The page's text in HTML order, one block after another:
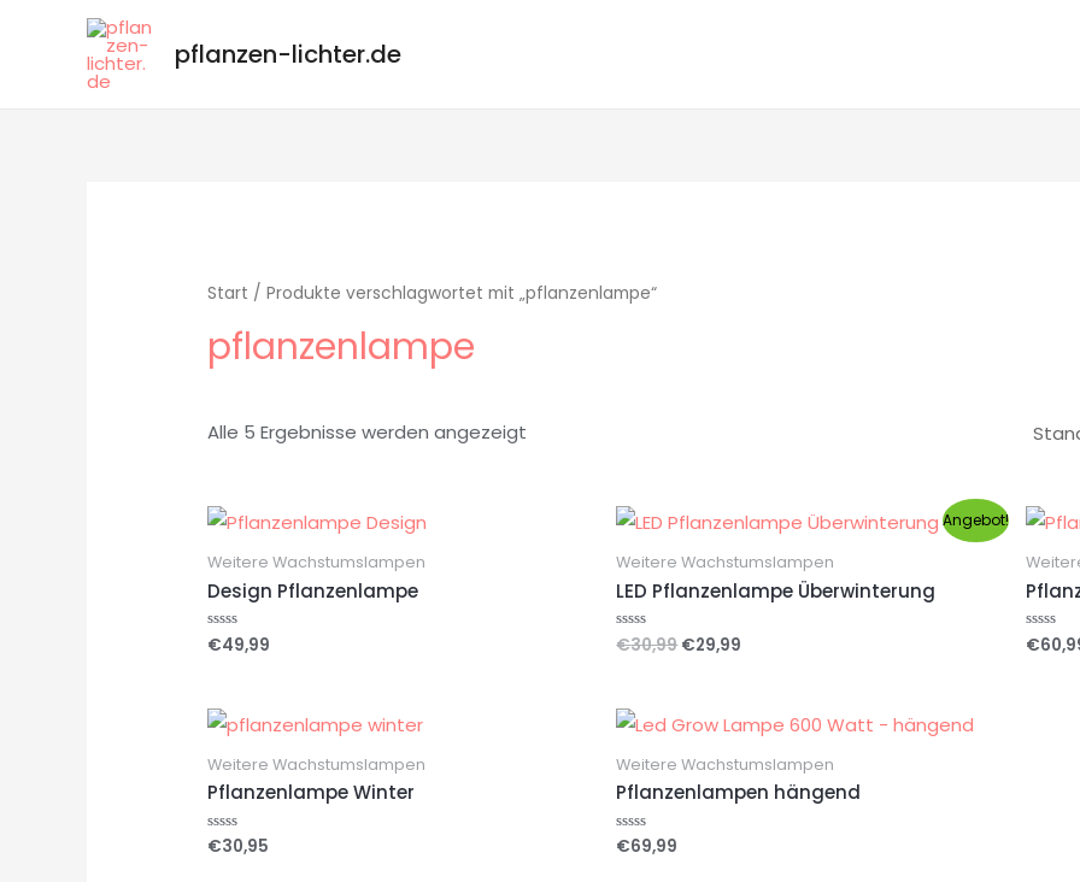
pflanzen-lichter.de
Start / Produkte verschlagwortet mit „pflanzenlampe“
pflanzenlampe
Alle 5 Ergebnisse werden angezeigt
Weitere Wachstumslampen
Design Pflanzenlampe
Bewertet
mit
€49,99
Angebot!
Weitere Wachstumslampen
LED Pflanzenlampe Überwinterung
Bewertet
mit
€30,99€29,99
mit
€
Weitere Wachstumslampen
Pflanzenlampe Winter
Bewertet
€30,95
Weitere Wachstumslampen
Pflanzenlampen hängend
Bewertet
€69,99